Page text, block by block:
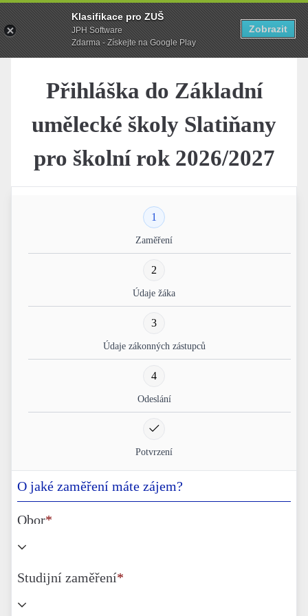
Klasifikace pro ZUŠ
JPH Software
Zdarma - Získejte na Google Play
Zobrazit
Přihláška do Základní
umělecké školy Slatiňany
pro školní rok 2026/2027
1
Zaměření
2
Údaje žáka
3
Údaje zákonných zástupců
4
Odeslání
Potvrzení
O jaké zaměření máte zájem?
Obor*
Studijní zaměření*